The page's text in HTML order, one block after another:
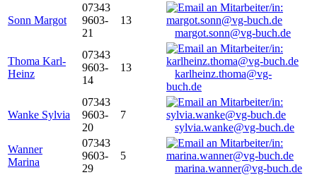
Sonn Margot
07343
9603-
21
13
margot.sonn@vg-buch.de
Thoma Karl-
Heinz
07343
9603-
14
13
karlheinz.thoma@vg-
buch.de
Wanke Sylvia
07343
9603-
20
7
sylvia.wanke@vg-buch.de
Wanner
Marina
07343
9603-
29
5
marina.wanner@vg-buch.de